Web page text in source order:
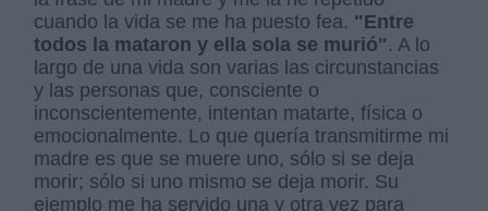
cuando la vida se me ha puesto fea. "Entre
todos la mataron y ella sola se murió" . A lo
largo de una vida son varias las circunstancias
y las personas que, consciente o
inconscientemente, intentan matarte, física o
emocionalmente. Lo que quería transmitirme mi
madre es que se muere uno, sólo si se deja
morir; sólo si uno mismo se deja morir. Su
ejemplo me ha servido una y otra vez para